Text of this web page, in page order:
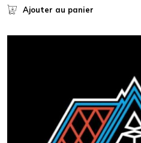
Ajouter au panier